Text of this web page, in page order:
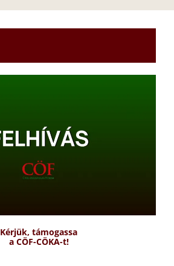
Kérjük, támogassa
a CÖF-CÖKA-t!